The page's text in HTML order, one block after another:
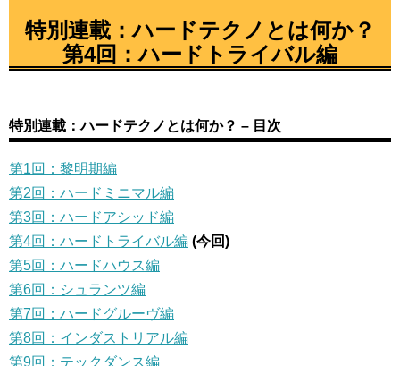
特別連載：ハードテクノとは何か？
第4回：ハードトライバル編
特別連載：ハードテクノとは何か？ – 目次
第1回：黎明期編
第2回：ハードミニマル編
第3回：ハードアシッド編
第4回：ハードトライバル編 (今回)
第5回：ハードハウス編
第6回：シュランツ編
第7回：ハードグルーヴ編
第8回：インダストリアル編
第9回：テックダンス編